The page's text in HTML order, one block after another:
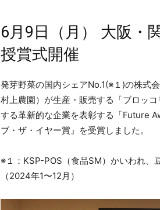
6月9日（月） 大阪・
授賞式開催
発芽野菜の国内シェアNo.1(※１)の株式
村上農園）が生産・販売する「ブロッ
する革新的な企業を表彰する「Future
ブ・ザ・イヤー賞』を受賞しました。
※１：KSP-POS（食品SM）かいわれ、
（2024年1〜12月）